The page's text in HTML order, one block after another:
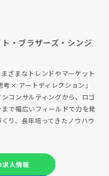
・ブラザーズ・シンジ
ざまなトレンドやマーケット
× アートディレクション」
コンサルティングから、ロゴ
で幅広いフィールドで力を発
り、長年培ってきたノウハウ
求人情報